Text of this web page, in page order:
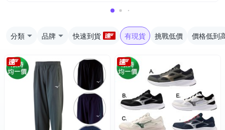
分類 品牌 快速到貨 有現貨 挑戰低價 價格低到